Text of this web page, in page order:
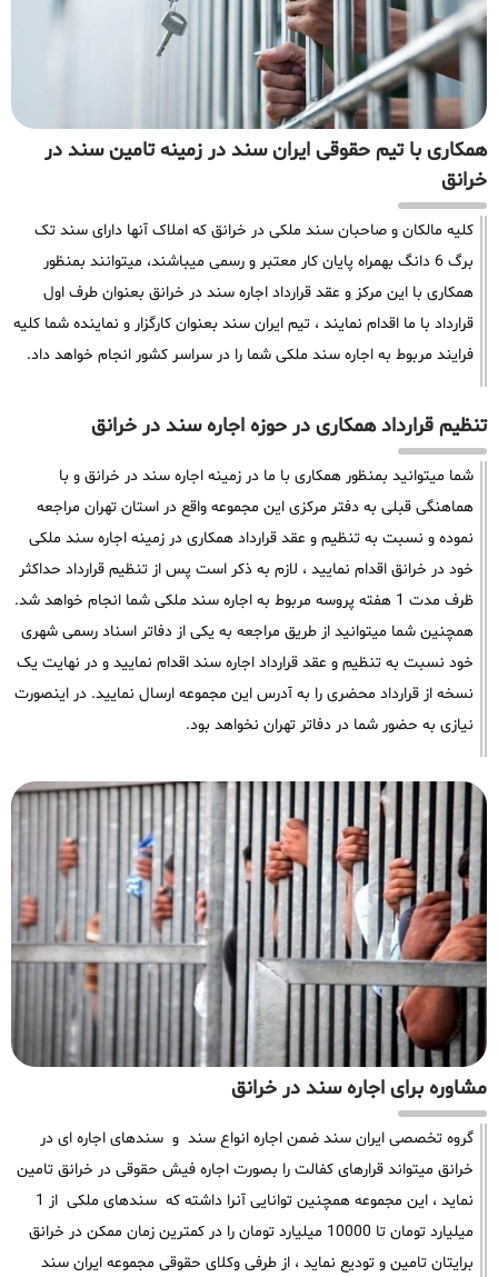
همکاری با تیم حقوقی ایران سند در زمینه تامین سند در
خرانق
کلیه مالکان و صاحبان سند ملکی در خرانق که املاک آنها دارای سند تک
برگ 6 دانگ بهمراه پایان کار معتبر و رسمی میباشند، میتوانند بمنظور
همکاری با این مرکز و عقد قرارداد اجاره سند در خرانق بعنوان طرف اول
قرارداد با ما اقدام نمایند ، تیم ایران سند بعنوان کارگزار و نماینده شما کلیه
فرایند مربوط به اجاره سند ملکی شما را در سراسر کشور انجام خواهد داد.
تنظیم قرارداد همکاری در حوزه اجاره سند در خرانق
شما میتوانید بمنظور همکاری با ما در زمینه اجاره سند در خرانق و با
هماهنگی قبلی به دفتر مرکزی این مجموعه واقع در استان تهران مراجعه
نموده و نسبت به تنظیم و عقد قرارداد همکاری در زمینه اجاره سند ملکی
خود در خرانق اقدام نمایید ، لازم به ذکر است پس از تنظیم قرارداد حداکثر
ظرف مدت 1 هفته پروسه مربوط به اجاره سند ملکی شما انجام خواهد شد.
همچنین شما میتوانید از طریق مراجعه به یکی از دفاتر اسناد رسمی شهری
خود نسبت به تنظیم و عقد قرارداد اجاره سند اقدام نمایید و در نهایت یک
نسخه از قرارداد محضری را به آدرس این مجموعه ارسال نمایید. در اینصورت
نیازی به حضور شما در دفاتر تهران نخواهد بود.
مشاوره برای اجاره سند در خرانق
گروه تخصصی ایران سند ضمن اجاره انواع سند و سندهای اجاره ای در
خرانق میتواند قرارهای کفالت را بصورت اجاره فیش حقوقی در خرانق تامین
نماید ، این مجموعه همچنین توانایی آنرا داشته که سندهای ملکی از 1
میلیارد تومان تا 10000 میلیارد تومان را در کمترین زمان ممکن در خرانق
برایتان تامین و تودیع نماید ، از طرفی وکلای حقوقی مجموعه ایران سند